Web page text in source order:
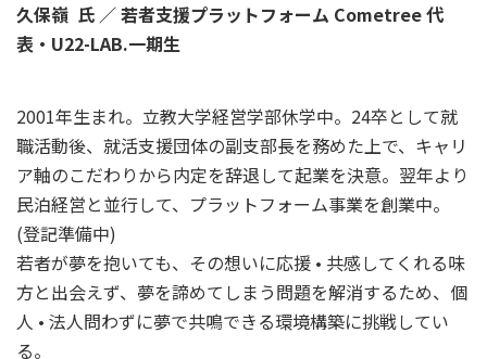
久保嶺 氏 ／ 若者支援プラットフォーム Cometree 代
表・U22-LAB.一期生
2001年生まれ。立教大学経営学部休学中。24卒として就
職活動後、就活支援団体の副支部長を務めた上で、キャリ
ア軸のこだわりから内定を辞退して起業を決意。翌年より
民泊経営と並行して、プラットフォーム事業を創業中。
(登記準備中)
若者が夢を抱いても、その想いに応援 • 共感してくれる味
方と出会えず、夢を諦めてしまう問題を解消するため、個
人 • 法人問わずに夢で共鳴できる環境構築に挑戦してい
る。